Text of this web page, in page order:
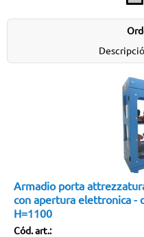
Richiesta informazioni
Armadio porta
con apertura elettronica -
H=1100
Cód. art.: